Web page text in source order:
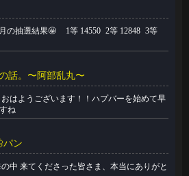
の抽選結果🤩 1等 14550 2等 12848 3等
話。〜阿部乱丸〜
はようございます！！ハプバーを始めて早
ね
パン
中 来てくださった皆さま、本当にありがと